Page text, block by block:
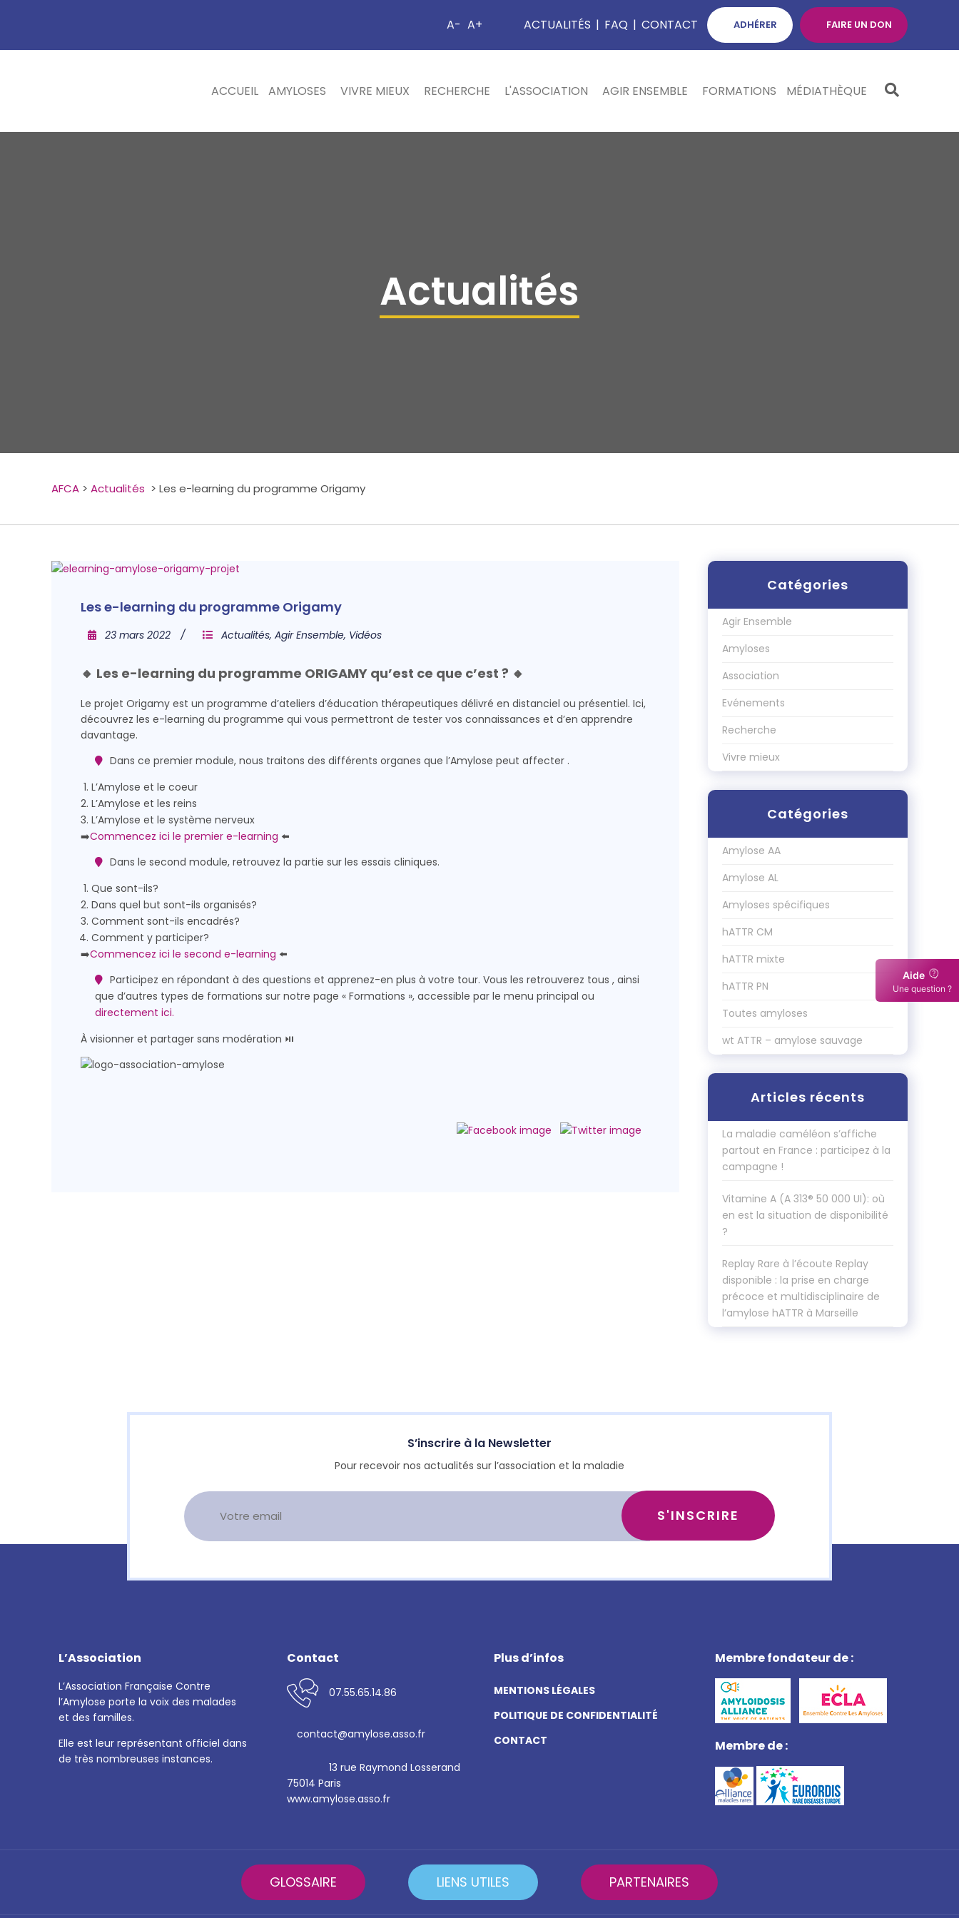
A- A+ ACTUALITÉS | FAQ | CONTACT ADHÉRER FAIRE UN DON
ACCUEIL AMYLOSES VIVRE MIEUX RECHERCHE L'ASSOCIATION AGIR ENSEMBLE FORMATIONS MÉDIATHÈQUE
Actualités
AFCA > Actualités > Les e-learning du programme Origamy
Les e-learning du programme Origamy
23 mars 2022 Actualités, Agir Ensemble, Vidéos
🔸 Les e-learning du programme ORIGAMY qu’est ce que c’est ? 🔸
Le projet Origamy est un programme d’ateliers d’éducation thérapeutiques délivré en distanciel ou présentiel. Ici,
découvrez les e-learning du programme qui vous permettront de tester vos connaissances et d’en apprendre
davantage.
Dans ce premier module, nous traitons des différents organes que l’Amylose peut affecter .
L’Amylose et le coeur
L’Amylose et les reins
L’Amylose et le système nerveux
➡️Commencez ici le premier e-learning ⬅️
Dans le second module, retrouvez la partie sur les essais cliniques.
Que sont-ils?
Dans quel but sont-ils organisés?
Comment sont-ils encadrés?
Comment y participer?
➡️Commencez ici le second e-learning ⬅️
Participez en répondant à des questions et apprenez-en plus à votre tour. Vous les retrouverez tous , ainsi
que d’autres types de formations sur notre page « Formations », accessible par le menu principal ou
directement ici.
À visionner et partager sans modération ⏯
Catégories
Agir Ensemble
Amyloses
Association
Evénements
Recherche
Vivre mieux
Catégories
Amylose AA
Amylose AL
Amyloses spécifiques
hATTR CM
hATTR mixte
hATTR PN
Toutes amyloses
wt ATTR – amylose sauvage
Articles récents
La maladie caméléon s’affiche
partout en France : participez à la
campagne !
Vitamine A (A 313® 50 000 UI): où
en est la situation de disponibilité
?
Replay Rare à l’écoute Replay
disponible : la prise en charge
précoce et multidisciplinaire de
l’amylose hATTR à Marseille
S’inscrire à la Newsletter
Pour recevoir nos actualités sur l’association et la maladie
L’Association
L’Association Française Contre
l’Amylose porte la voix des malades
et des familles.
Elle est leur représentant officiel dans
de très nombreuses instances.
Contact
07.55.65.14.86
contact@amylose.asso.fr
13 rue Raymond Losserand
75014 Paris
www.amylose.asso.fr
Plus d’infos
MENTIONS LÉGALES
POLITIQUE DE CONFIDENTIALITÉ
CONTACT
Membre fondateur de :
Membre de :
GLOSSAIRE LIENS UTILES PARTENAIRES
Aide
Une question ?